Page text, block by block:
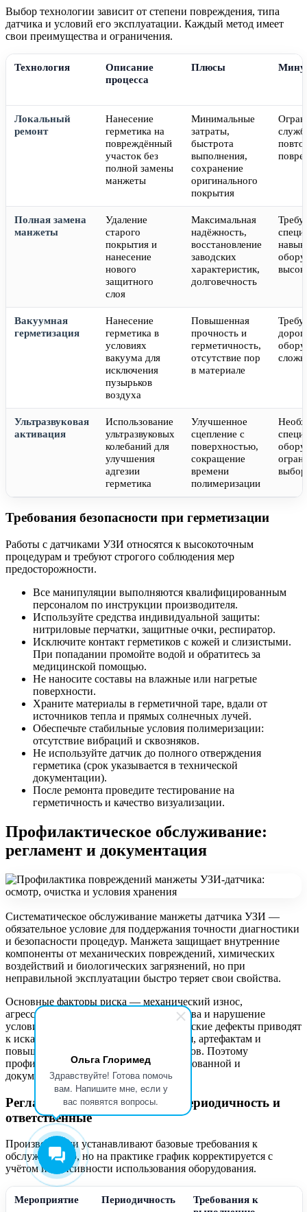
Ольга Глоримед
Здравствуйте! Готова помочь
вам. Напишите мне, если у
вас появятся вопросы.
Выбор технологии зависит от степени повреждения, типа
датчика и условий его эксплуатации. Каждый метод имеет
свои преимущества и ограничения.
Технология
Описание
процесса
Плюсы
Локальный
ремонт
Нанесение
герметика на
повреждённый
участок без
полной замены
манжеты
Минимальные
затраты,
быстрота
выполнения,
сохранение
оригинального
покрытия
Полная замена
манжеты
Удаление
старого
покрытия и
нанесение
нового
защитного
слоя
Максимальная
надёжность,
восстановление
заводских
характеристик,
долговечность
Вакуумная
герметизация
Нанесение
герметика в
условиях
вакуума для
исключения
пузырьков
воздуха
Повышенная
прочность и
герметичность,
отсутствие пор
в материале
Ультразвуковая
активация
Использование
ультразвуковых
колебаний для
улучшения
адгезии
герметика
Улучшенное
сцепление с
поверхностью,
сокращение
времени
полимеризации
Требования безопасности при герметизации
Работы с датчиками УЗИ относятся к высокоточным
процедурам и требуют строгого соблюдения мер
предосторожности.
Все манипуляции выполняются квалифицированным
персоналом по инструкции производителя.
Используйте средства индивидуальной защиты:
нитриловые перчатки, защитные очки, респиратор.
Исключите контакт герметиков с кожей и слизистыми.
При попадании промойте водой и обратитесь за
медицинской помощью.
Не наносите составы на влажные или нагретые
поверхности.
Храните материалы в герметичной таре, вдали от
источников тепла и прямых солнечных лучей.
Обеспечьте стабильные условия полимеризации:
отсутствие вибраций и сквозняков.
Не используйте датчик до полного отверждения
герметика (срок указывается в технической
документации).
После ремонта проведите тестирование на
герметичность и качество визуализации.
Профилактическое обслуживание:
регламент и документация
Систематическое обслуживание манжеты датчика УЗИ —
обязательное условие для поддержания точности диагностики
и безопасности процедур. Манжета защищает внутренние
компоненты от механических повреждений, химических
воздействий и биологических загрязнений, но при
неправильной эксплуатации быстро теряет свои свойства.
Основные факторы риска — механический износ,
агрессивные дезинфицирующие средства и нарушение
условий хранения. Даже микроскопические дефекты приводят
к искажению результатов сканирования, артефактам и
повышению эпидемиологических рисков. Поэтому
профилактика должна быть структурированной и
документированной.
Регламентные мероприятия: периодичность и
ответственные
Производители устанавливают базовые требования к
обслуживанию, но на практике график корректируется с
учётом интенсивности использования оборудования.
Мероприятие Периодичность
Требования к